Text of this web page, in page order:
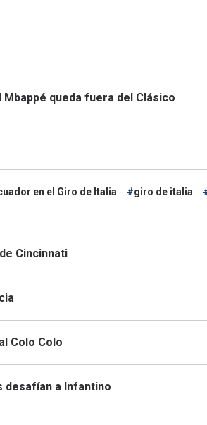
Mbappé queda fuera del Clásico
en el Giro de Italia giro de italia
Cincinnati
Colo Colo
desafían a Infantino